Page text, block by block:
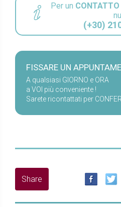
Per un
(+30)
FISSARE UN
A qualsiasi GIORNO e ORA
a VOI più conveniente !
Sarete ricontattati per